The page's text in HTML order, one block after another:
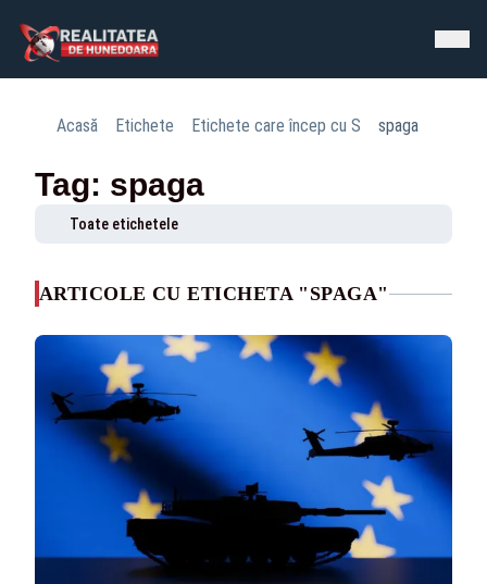
Acasă Etichete Etichete care încep cu S spaga
Tag: spaga
Toate etichetele
ARTICOLE CU ETICHETA "SPAGA"